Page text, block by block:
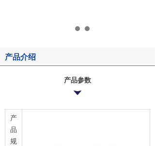
产品介绍
产品参数
产
品
规